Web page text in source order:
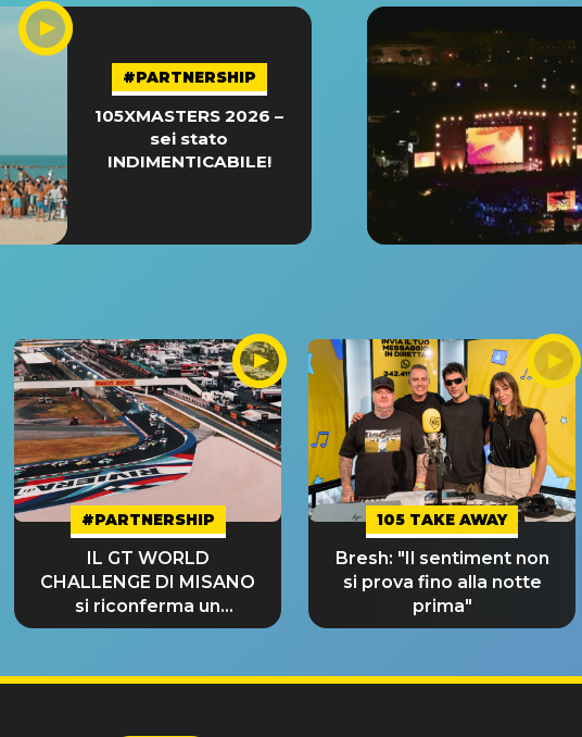
#PARTNERSHIP
105XMASTERS 2026 –
sei stato
INDIMENTICABILE!
#PARTNERSHIP
IL GT WORLD
CHALLENGE DI MISANO
si riconferma un
GRANDE SUCCESSO!
105 TAKE AWAY
Bresh: "Il sentiment non
si prova fino alla notte
prima"